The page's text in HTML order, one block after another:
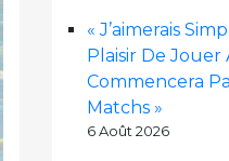
« J’aimerais
Plaisir De Jouer
Commencera
Matchs »
6 Août 2026